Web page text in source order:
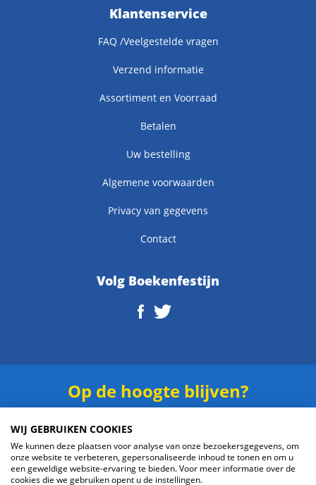
Klantenservice
FAQ /Veelgestelde vragen
Verzend informatie
Assortiment en Voorraad
Betalen
Uw bestelling
Algemene voorwaarden
Privacy van gegevens
Contact
Volg Boekenfestijn
Op de hoogte blijven?
WIJ GEBRUIKEN COOKIES
We kunnen deze plaatsen voor analyse van onze bezoekersgegevens, om
onze website te verbeteren, gepersonaliseerde inhoud te tonen en om u
een geweldige website-ervaring te bieden. Voor meer informatie over de
cookies die we gebruiken opent u de instellingen.